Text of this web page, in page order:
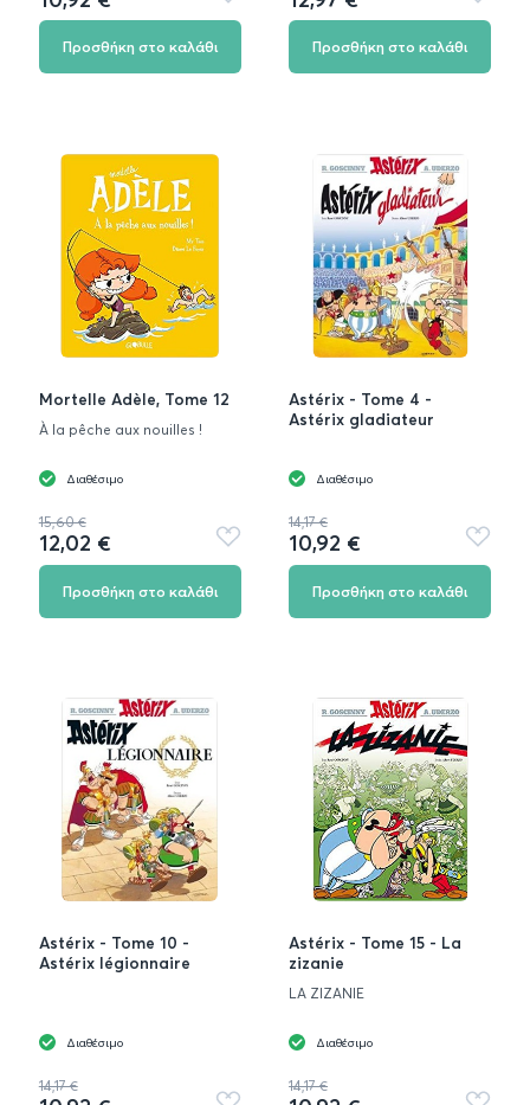
στα
Προσθήκη στο καλάθι
στα
Προσθήκη στο καλάθι
Mortelle Adèle, Tome 12
À la pêche aux nouilles !
Διαθέσιμο
15,60 €
12,02 €
Προσθήκη
στα
Προσθήκη στο καλάθι
Astérix - Tome 4 -
Astérix gladiateur
Διαθέσιμο
14,17 €
10,92 €
στα
Προσθήκη στο καλάθι
Astérix - Tome 10 -
Astérix légionnaire
Διαθέσιμο
14,17 €
Astérix - Tome 15 - La
zizanie
LA ZIZANIE
Διαθέσιμο
14,17 €